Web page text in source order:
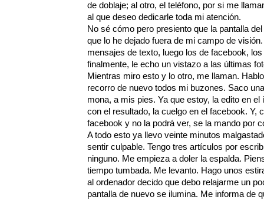
de doblaje; al otro, el teléfono, por si me
al que deseo dedicarle toda mi atención.
No sé cómo pero presiento que la pantalla
que lo he dejado fuera de mi campo de
mensajes de texto, luego los de facebook,
finalmente, le echo un vistazo a las últimas
Mientras miro esto y lo otro, me llaman.
recorro de nuevo todos mi buzones. Saco
mona, a mis pies. Ya que estoy, la edito en
con el resultado, la cuelgo en el facebook. Y,
facebook y no la podrá ver, se la mando por
A todo esto ya llevo veinte minutos
sentir culpable. Tengo tres artículos por
ninguno. Me empieza a doler la espalda.
tiempo tumbada. Me levanto. Hago unos
al ordenador decido que debo relajarme un
pantalla de nuevo se ilumina. Me informa de